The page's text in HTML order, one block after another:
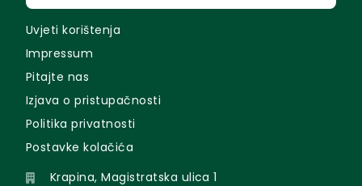
Uvjeti korištenja
Impressum
Pitajte nas
Izjava o pristupačnosti
Politika privatnosti
Postavke kolačića
Krapina, Magistratska ulica 1